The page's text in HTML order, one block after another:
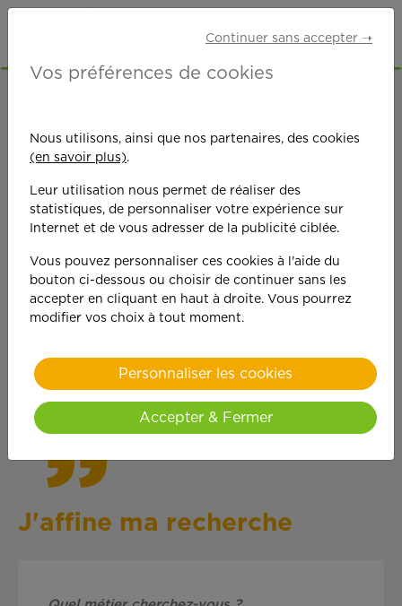
On est toujours plus
performant
quand on y met du
cœur !
J'affine ma recherche
Continuer sans accepter ➝
Vos préférences de cookies
Nous utilisons, ainsi que nos partenaires, des cookies
(en savoir plus).
Leur utilisation nous permet de réaliser des
statistiques, de personnaliser votre expérience sur
Internet et de vous adresser de la publicité ciblée.
Vous pouvez personnaliser ces cookies à l'aide du
bouton ci-dessous ou choisir de continuer sans les
accepter en cliquant en haut à droite. Vous pourrez
modifier vos choix à tout moment.
Personnaliser les cookies
Accepter & Fermer